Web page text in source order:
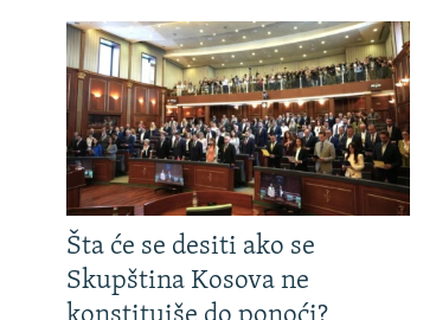
Šta će se desiti ako se
Skupština Kosova ne